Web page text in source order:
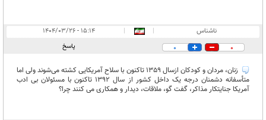
ناشناس |
|
۱۵:۱۴ - ۱۴۰۴/۰۳/۲۶
0
0 پاسخ
زنان، مردان و کودکان ازسال 1359 تاکنون با سلاح آمریکایی کشته می‌شوند ولی اما
متأسفانه دشمنان درجه یک داخل کشور از سال 1392 تاکنون با مسئولان بی ادب
آمریکا جنایتکار مذاکر، گفت گو، ملاقات، دیدار و همکاری می کنند چرا؟